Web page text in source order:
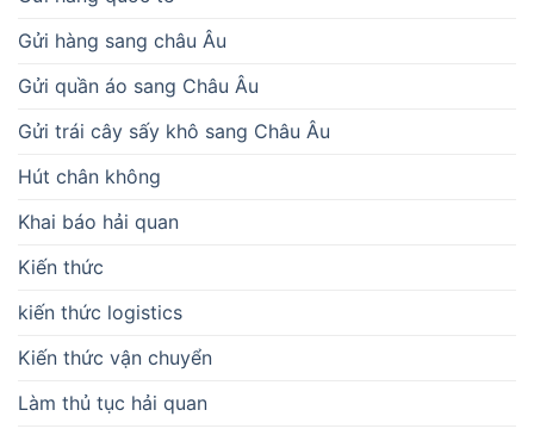
Gửi hàng sang châu Âu
Gửi quần áo sang Châu Âu
Gửi trái cây sấy khô sang Châu Âu
Hút chân không
Khai báo hải quan
Kiến thức
kiến thức logistics
Kiến thức vận chuyển
Làm thủ tục hải quan